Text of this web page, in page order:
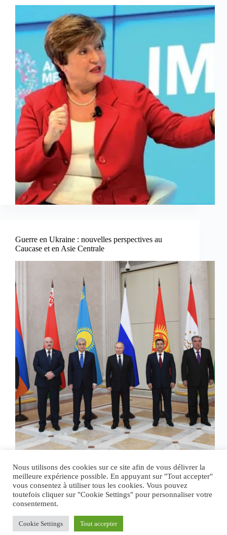
Guerre en Ukraine : nouvelles perspectives au
Caucase et en Asie Centrale
PRÉCÉDENT
Nous utilisons des cookies sur ce site afin de vous délivrer la
meilleure expérience possible. En appuyant sur "Tout accepter"
vous consentez à utiliser tous les cookies. Vous pouvez
toutefois cliquer sur "Cookie Settings" pour personnaliser votre
consentement.
Cookie Settings Tout accepter